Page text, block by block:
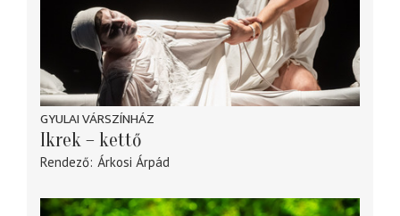
GYULAI VÁRSZÍNHÁZ
Ikrek – kettő
Rendező Árkosi Árpád